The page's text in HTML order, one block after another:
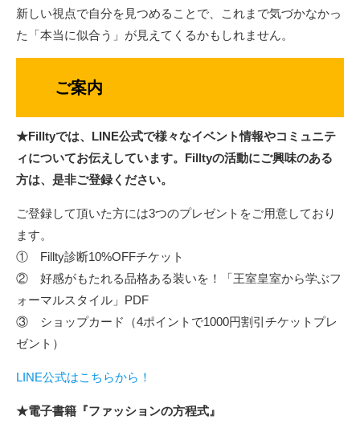
新しい視点で自分を見つめることで、これまで気づかなかっ
た「本当に似合う」が見えてくるかもしれません。
ご案内
★Filltyでは、LINE公式で様々なイベント情報やコミュニテ
ィについてお伝えしています。Filltyの活動にご興味のある
方は、是非ご登録ください。
ご登録して頂いた方には3つのプレゼントをご用意しており
ます。
① Fillty診断10%OFFチケット
② 好感がもたれる品格ある装いを！「王室皇室から学ぶフ
ォーマルスタイル」PDF
③ ショップカード（4ポイントで1000円割引チケットプレ
ゼント）
LINE公式はこちらから！
★電子書籍『ファッションの方程式』